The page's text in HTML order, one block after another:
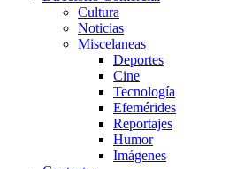
Cultura
Noticias
Miscelaneas
Deportes
Cine
Tecnología
Efemérides
Reportajes
Humor
Imágenes